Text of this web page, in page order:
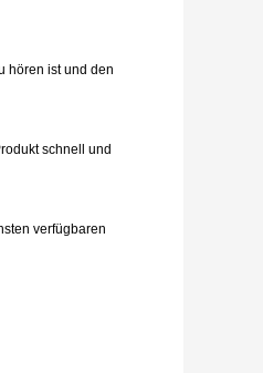
hören ist und den
schnell und
verfügbaren